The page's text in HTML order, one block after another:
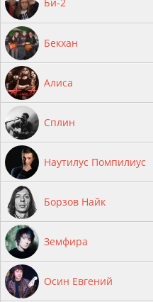
Бекхан
Алиса
Сплин
Наутилус Помпилиус
Борзов Найк
Земфира
Осин Евгений